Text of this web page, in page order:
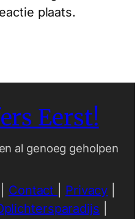
plaats.
Eerst!
al genoeg geholpen
Contact Privacy